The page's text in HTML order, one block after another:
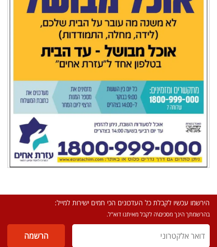
הירשמו עכשיו לקבלת כל העדכונים הכי חמים ישירות למייל:
בהרשמתך הינך מסכים\ה לקבל מאיתנו דוא"ל.